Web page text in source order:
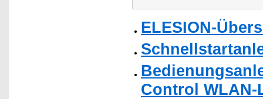
ELESION-
Control WLAN-